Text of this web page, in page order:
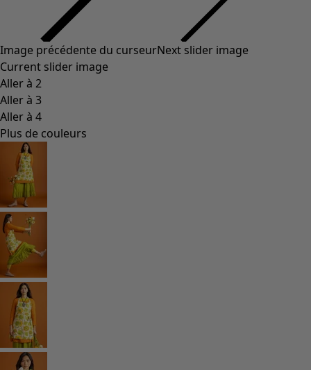
Image précédente du curseurNext slider image
Current slider image
Aller à 2
Aller à 3
Aller à 4
Plus de couleurs